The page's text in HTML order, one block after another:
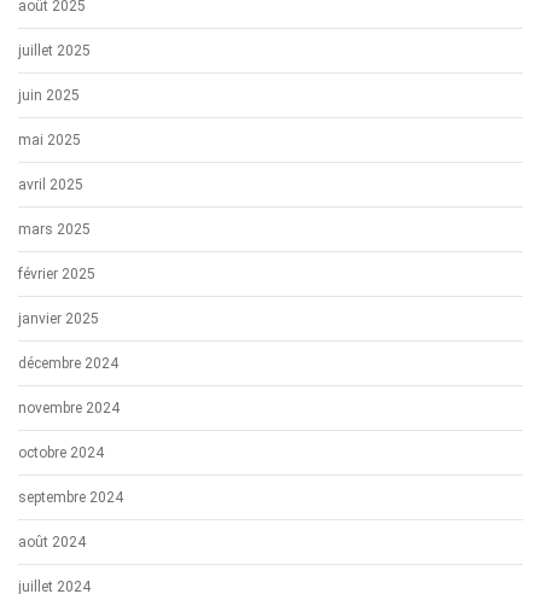
août 2025
juillet 2025
juin 2025
mai 2025
avril 2025
mars 2025
février 2025
janvier 2025
décembre 2024
novembre 2024
octobre 2024
septembre 2024
août 2024
juillet 2024